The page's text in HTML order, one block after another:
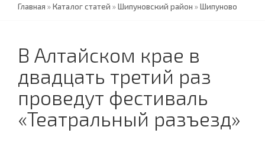
Главная »Каталог статей »Шипуновский район »Шипуново
В Алтайском крае в
двадцать третий раз
проведут фестиваль
«Театральный разъезд»